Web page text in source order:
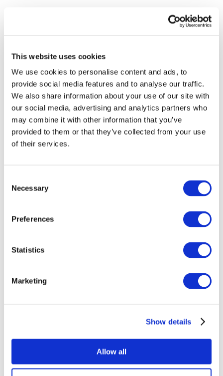
This website uses cookies
We use cookies to personalise content and ads, to
provide social media features and to analyse our traffic.
We also share information about your use of our site with
our social media, advertising and analytics partners who
may combine it with other information that you’ve
provided to them or that they’ve collected from your use
of their services.
Selection
Necessary
Preferences
Statistics
Marketing
Show details
Allow all
Заходи
Наша спецпропозиція
Без піджанру